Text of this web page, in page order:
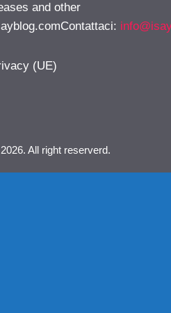
and other
:
(UE)
All right reserverd.